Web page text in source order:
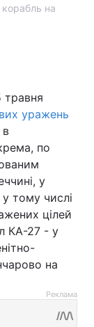
на
травня
уражень
в
по
у
у тому числі
цілей
КА-27 - у
на
Реклама